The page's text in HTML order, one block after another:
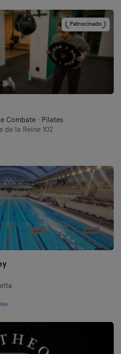
Patrocinado
Combate · Pilates
de la Reine 102